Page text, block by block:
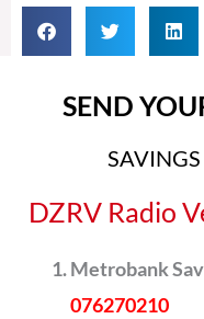
SEND
DZRV Radio
Metrobank
076270210